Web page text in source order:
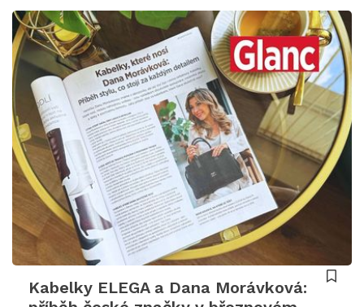
Kabelky ELEGA a Dana Morávková: